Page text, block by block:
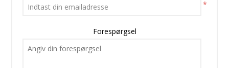
*
Forespørgsel